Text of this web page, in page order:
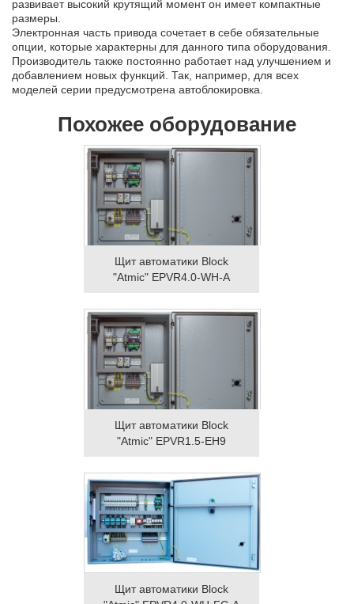
развивает высокий крутящий момент он имеет компактные
размеры.
Электронная часть привода сочетает в себе обязательные
опции, которые характерны для данного типа оборудования.
Производитель также постоянно работает над улучшением и
добавлением новых функций. Так, например, для всех
моделей серии предусмотрена автоблокировка.
Похожее оборудование
Щит автоматики Block
"Atmic" EPVR4.0-WH-A
Щит автоматики Block
"Atmic" EPVR1.5-EH9
Щит автоматики Block